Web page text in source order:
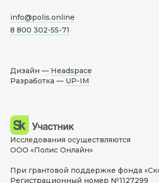
info@polis.online
8 800 302-55-71
Дизайн — Headspace
Разработка — UP-IM
Исследования осуществляются
ООО «Полис Онлайн»
При грантовой поддержке фонда
Регистрационный номер №1127299